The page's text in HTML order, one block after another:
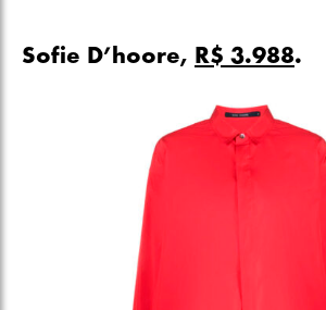
Sofie D’hoore, R$ 3.988.